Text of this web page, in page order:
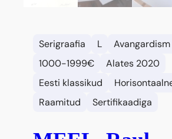
Serigraafia L
Avangardism
1000-1999€
Alates 2020
Eesti klassikud
Raamitud
Sertifikaadiga